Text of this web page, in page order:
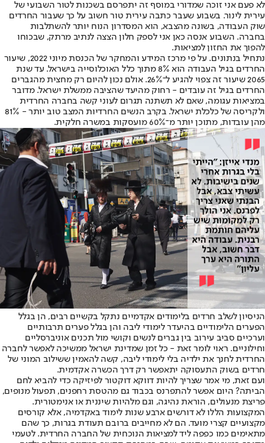
לא פעם אני זוכה שמדורי במוסף זה יתפרסם בשכנות לטור השבועי של
עירית לינור. בשבוע שעבר כתבה עירית טור חשוב על כך שעבור החרדים
שוק העבודה, בשונה מהצבא, הוא המסדרון הנוח יותר להשתלבות
בחברה. השבוע אנסה כאן אני לספק חלון הצצה לנתיב מרתק, שבכוחו
להפוך את החזון למציאות.
נתחיל בנתונים. על פי מרכז המידע והמחקר של הכנסת מיוני 2022, שיעור
החרדים בגיל העבודה הוא 8% מתוך כלל האוכלוסייה בישראל. עד שנת
2065 שיעור זה צפוי להגיע ל־26%. אולם נכון להיום רק מחצית מהגברים
החרדים בגיל זה עובדים - רחוק מהיעד שהציבה ממשלת ישראל. מדובר
במציאות עגומה, שאם לא תשתנה תגרום לעוני קשה בחברה החרדית
ולקריסה של כלכלת ישראל. בקרב הנשים החרדיות המצב טוב יותר - 81%
מהן עובדות, מתוכן יותר מ־60% מועסקות במשרה חלקית.
הניסיון לשלב חרדים בלימודים אקדמיים נתקל בקשיים רבים, הן בגלל
הפערים הלימודיים בהיעדר לימודי ליבה והן בגלל פערים תרבותיים
וערכיים סביב עירוב בין גברים לנשים וקושי מול תכנים אוניברסליים
וחילוניים. ראוי לומר זאת - כל זמן שמדינת ישראל ממשיכה לאפשר לחברה
החרדית לחנך את ילדיה בלי לימודי ליבה, קשה להאמין ששילוב המוני של
חרדים בשוק התעסוקה יתאפשר רק דרך הכשרה אקדמית.
ועם זאת, מי אמר שצריך להיות דווקא דוקטור לפיזיקה כדי להביא לחם
הביתה? היום אפשר להתפרנס בכבוד גם מהטסת רחפנים, תפעול מנופים,
פריצת מנעולים, הוראת נהיגה, וגם מלהיות שיננית או אנימטורית.
המקצועות הללו לא דורשים ארבע שנות לימוד באקדמיה, אלא קורסים
מקצועיים קצרי מועד. הם לא מחייבים ברובם תעודת בגרות, כך שהם
מתאימים כמו כפפה ליד למציאות הנוכחית של החברה החרדית. לטעמי